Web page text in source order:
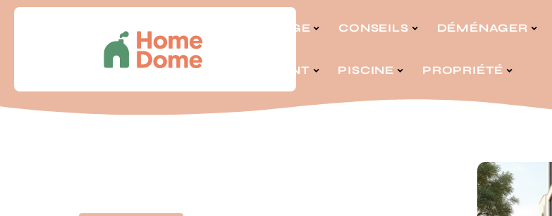
BRICOLAGE CONSEILS DÉMÉNAGER
LOGEMENT PISCINE PROPRIÉTÉ